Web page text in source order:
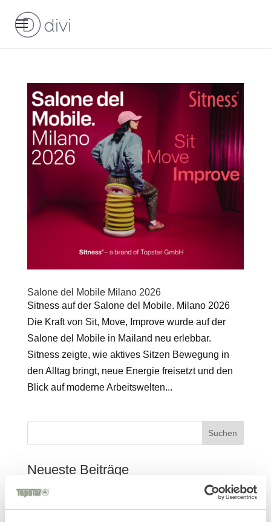
Salone del Mobile Milano 2026
Sitness auf der Salone del Mobile. Milano 2026
Die Kraft von Sit, Move, Improve wurde auf der
Salone del Mobile in Mailand neu erlebbar.
Sitness zeigte, wie aktives Sitzen Bewegung in
den Alltag bringt, neue Energie freisetzt und den
Blick auf moderne Arbeitswelten...
Suchen
Neueste Beiträge
Mit Verantwortung in die Zukunft – unser
Nachhaltigkeitsbericht 2025 ist da!